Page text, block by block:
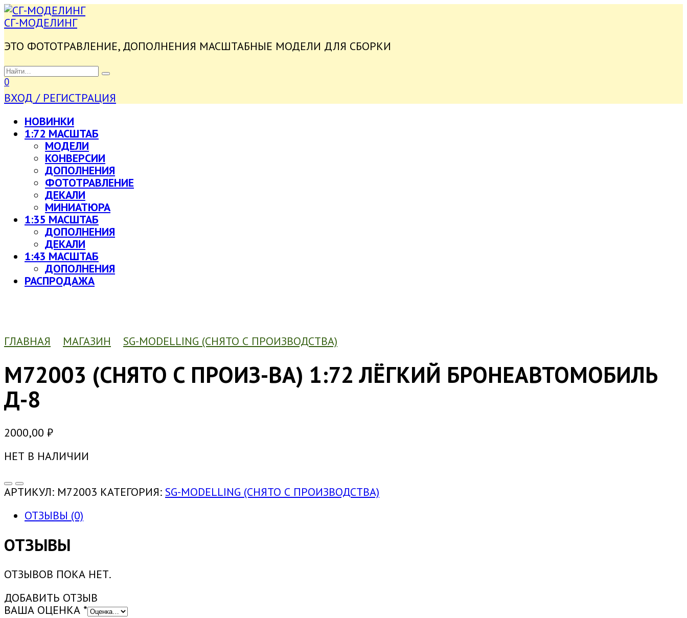
ПЕРЕЙТИ
К
СГ-МОДЕЛИНГ
ЭТО ФОТОТРАВЛЕНИЕ, ДОПОЛНЕНИЯ МАСШТАБНЫЕ МОДЕЛИ ДЛЯ СБОРКИ
SEARCH
FOR:
0
ВХОД / РЕГИСТРАЦИЯ
НОВИНКИ
1:72 МАСШТАБ
МОДЕЛИ
КОНВЕРСИИ
ДОПОЛНЕНИЯ
ФОТОТРАВЛЕНИЕ
ДЕКАЛИ
МИНИАТЮРА
1:35 МАСШТАБ
ДОПОЛНЕНИЯ
ДЕКАЛИ
1:43 МАСШТАБ
ДОПОЛНЕНИЯ
РАСПРОДАЖА
ГЛАВНАЯ МАГАЗИН SG-MODELLING (СНЯТО С ПРОИЗВОДСТВА)
M72003 (СНЯТО С ПРОИЗ-ВА) 1:72 ЛЁГКИЙ БРОНЕАВТОМОБИЛЬ
Д-8
2000,00 ₽
НЕТ В НАЛИЧИИ
АРТИКУЛ: M72003 КАТЕГОРИЯ: SG-MODELLING (СНЯТО С ПРОИЗВОДСТВА)
ОТЗЫВЫ (0)
ОТЗЫВЫ
ОТЗЫВОВ ПОКА НЕТ.
ДОБАВИТЬ ОТЗЫВ
ВАША ОЦЕНКА *